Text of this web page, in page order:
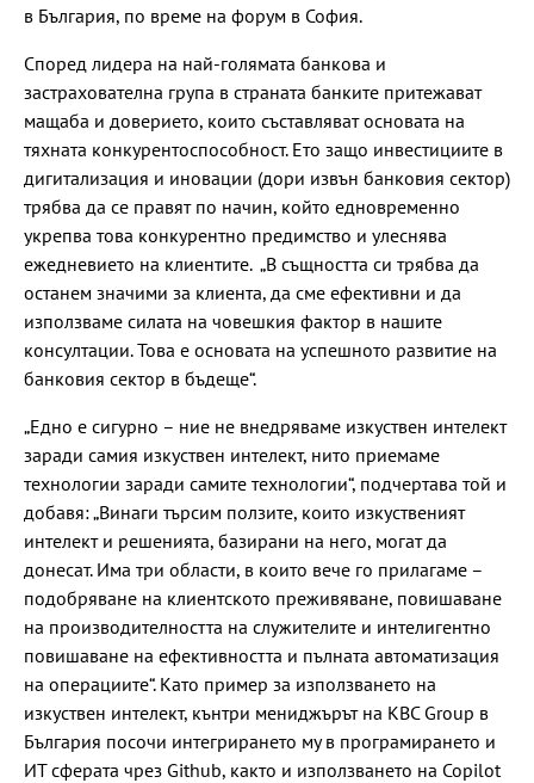
в България, по време на форум в София.
Според лидера на най-голямата банкова и
застрахователна група в страната банките притежават
мащаба и доверието, които съставляват основата на
тяхната конкурентоспособност. Ето защо инвестициите в
дигитализация и иновации (дори извън банковия сектор)
трябва да се правят по начин, който едновременно
укрепва това конкурентно предимство и улеснява
ежедневието на клиентите. „В същността си трябва да
останем значими за клиента, да сме ефективни и да
използваме силата на човешкия фактор в нашите
консултации. Това е основата на успешното развитие на
банковия сектор в бъдеще“.
„Едно е сигурно – ние не внедряваме изкуствен интелект
заради самия изкуствен интелект, нито приемаме
технологии заради самите технологии“, подчертава той и
добавя: „Винаги търсим ползите, които изкуственият
интелект и решенията, базирани на него, могат да
донесат. Има три области, в които вече го прилагаме –
подобряване на клиентското преживяване, повишаване
на производителността на служителите и интелигентно
повишаване на ефективността и пълната автоматизация
на операциите“. Като пример за използването на
изкуствен интелект, кънтри мениджърът на KBC Group в
България посочи интегрирането му в програмирането и
ИТ сферата чрез Github, както и използването на Copilot